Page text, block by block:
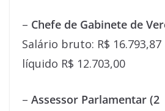
– Chefe de Gabinete de
Salário bruto: R$
líquido R$ 12.703,00
– Assessor Parlamentar (2